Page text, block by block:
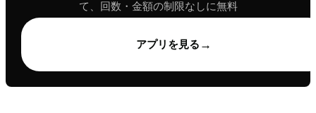
て、回数・金額の制限なしに無料
アプリを見る →